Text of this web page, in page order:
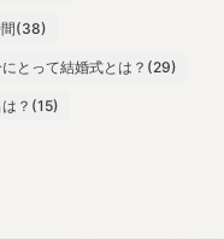
間(38)
にとって結婚式とは？(29)
？(15)